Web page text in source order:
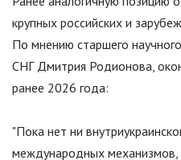
крупных российских и
По мнению старшего
СНГ Дмитрия Родионова,
ранее 2026 года:
"Пока нет ни
международных механизмов,